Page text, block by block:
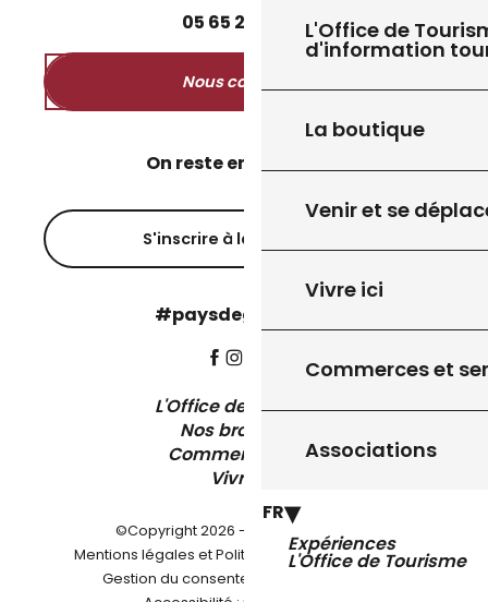
L'Office de
d'information
La boutique
Venir et se
Vivre ici
Commerces et
Associations
FR
Expériences
L'Office de Tourisme
05 65 27 50
Nous contacter
On reste en contact ?
S'inscrire à la newsletter
#paysdegourdon !
L'Office de Tourisme
Nos brochures
Comment venir ?
Vivre ici
©Copyright 2026 - Pays de Gourdon
Mentions légales et Politique de confidentialité-
Gestion du consentement